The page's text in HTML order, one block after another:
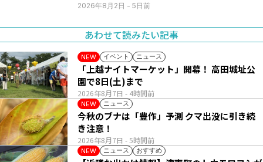
2026年8月2日 - 5日前
あわせて読みたい記事
NEW イベント ニュース
2026年8月7日 - 4時間前
「上越ナイトマーケット」開幕！ 高田城址公
園で8日(土)まで
NEW ニュース
2026年8月7日 - 5時間前
今秋のブナは「豊作」予測 クマ出没に引き続
き注意！
NEW ニュース おすすめ